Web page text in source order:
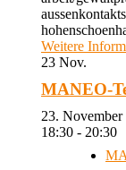
Weitere
23 Nov.
MANEO-
23.
18:30 - 20:30